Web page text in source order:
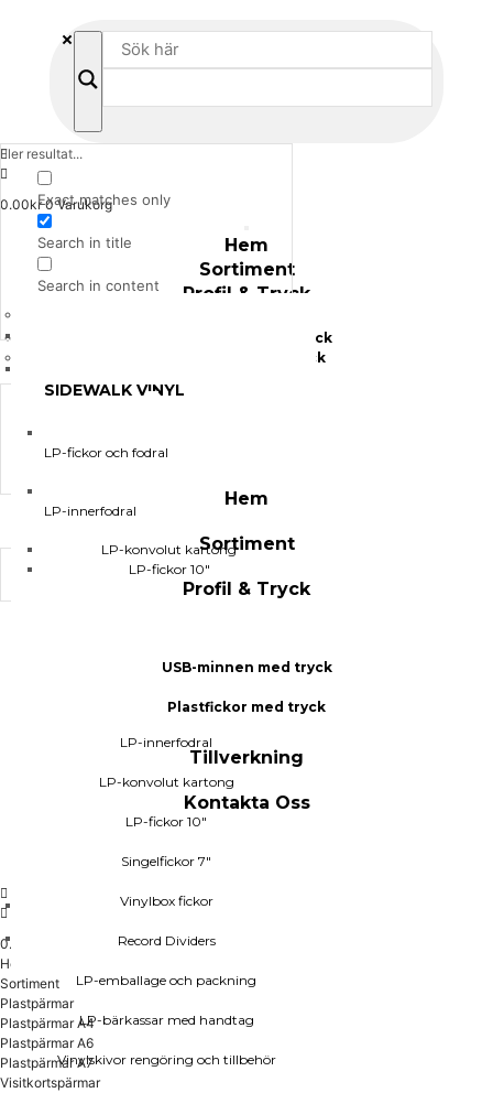
Fler resultat...
Exact matches only
Search in title
Search in content
FILTRERA EFTER KATEGORIER
0.00kr 0 Varukorg
Hem
Sortiment
SIDEWALK VINYL
LP-fickor och fodral
LP-innerfodral
LP-konvolut kartong
LP-fickor 10"
LP-emballage och packning
LP-bärkassar med handtag
Vinylskivor rengöring och tillbehör
CD-fickor
CD-fodral
Profil & Tryck
USB-minnen med tryck
Plastfickor med tryck
Hem
Sortiment
SIDEWALK VINYL
LP-fickor och fodral
LP-innerfodral
LP-konvolut kartong
LP-fickor 10"
Singelfickor 7"
Vinylbox fickor
Record Dividers
LP-emballage och packning
LP-bärkassar med handtag
Vinylskivor rengöring och tillbehör
Profil & Tryck
USB-minnen med tryck
Plastfickor med tryck
Tillverkning
Kontakta Oss
0.00
Hem
Sortiment
Plastpärmar
Plastpärmar A4
Plastpärmar A6
Plastpärmar A7
Visitkortspärmar